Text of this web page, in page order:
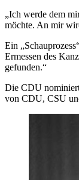
„Ich werde dem
möchte. An mir
Ein
Ermessen des
gefunden.“
Die CDU
von CDU, CSU